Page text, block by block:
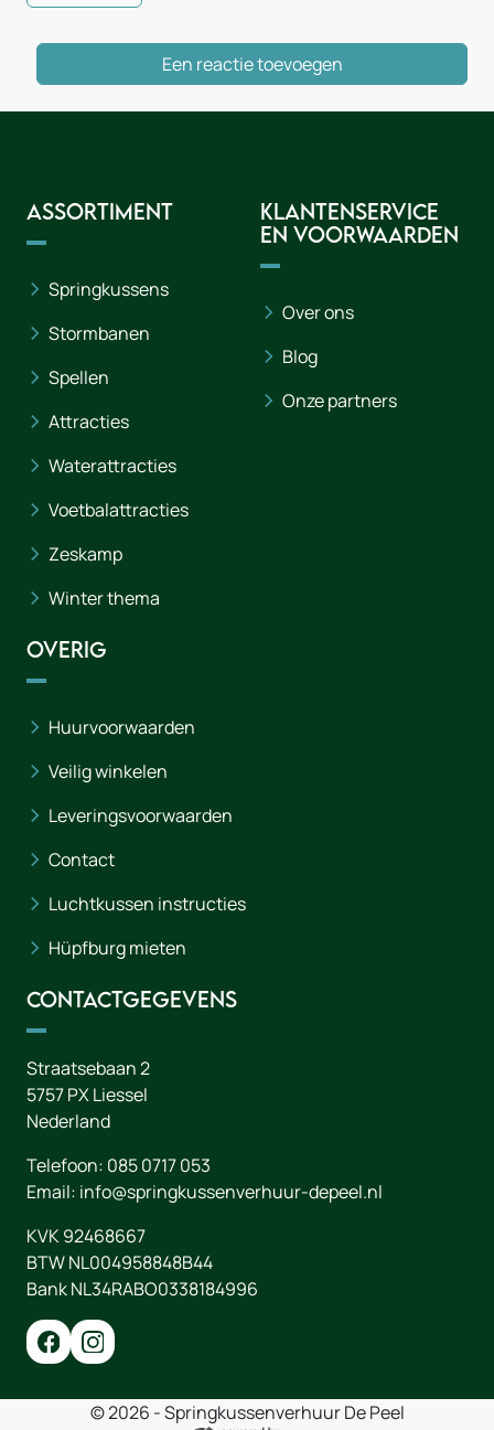
Een reactie toevoegen
Assortiment
Springkussens
Stormbanen
Spellen
Attracties
Waterattracties
Voetbalattracties
Zeskamp
Winter thema
Klantenservice
en voorwaarden
Over ons
Blog
Onze partners
Overig
Huurvoorwaarden
Veilig winkelen
Leveringsvoorwaarden
Contact
Luchtkussen instructies
Hüpfburg mieten
Contactgegevens
Straatsebaan 2
5757 PXLiessel
Nederland
Telefoon: 085 0717 053
Email: info@springkussenverhuur-depeel.nl
KVK 92468667
BTW NL004958848B44
Bank NL34RABO0338184996
© 2026 - Springkussenverhuur De Peel